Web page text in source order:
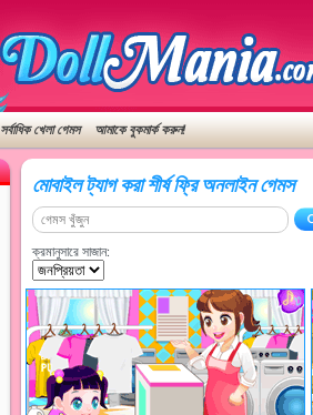
সর্বাধিক খেলা গেমস আমাকে বুকমার্ক করুন!
মোবাইল ট্যাগ করা শীর্ষ ফ্রি অনলাইন গেমস
ক্রমানুসারে সাজান: